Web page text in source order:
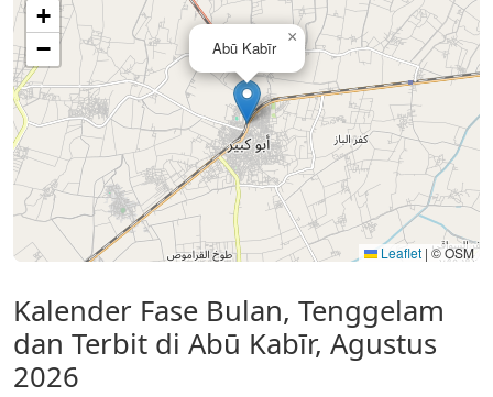
Abū Kabīr
×
+
−
Leaflet | © OSM
Kalender Fase Bulan, Tenggelam
dan Terbit di Abū Kabīr, Agustus
2026